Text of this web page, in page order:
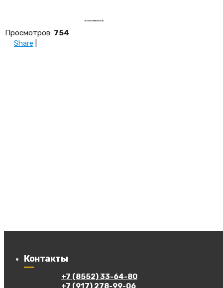
Просмотров: 754
Share
Контакты
+7 (8552) 33-64-80
+7 (917) 278-99-06